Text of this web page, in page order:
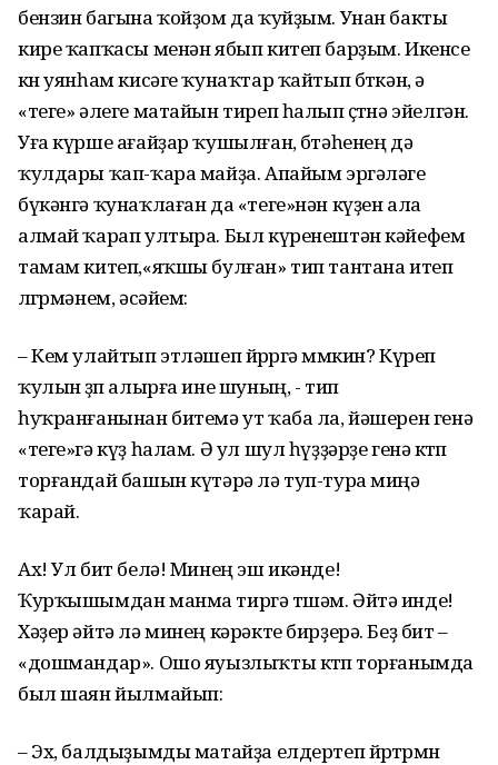
бензин багына ҡойҙом да ҡуйҙым. Унан бакты
кире ҡапҡасы менән ябып китеп барҙым. Икенсе
көн уянһам кисәге ҡунаҡтар ҡайтып бөткән, ә
«теге» әлеге матайын тиреп һалып өҫтөнә эйелгән.
Уға күрше ағайҙар ҡушылған, бөтәһенең дә
ҡулдары ҡап-ҡара майҙа. Апайым эргәләге
бүкәнгә ҡунаҡлаған да «теге»нән күҙен ала
алмай ҡарап ултыра. Был күренештән кәйефем
тамам китеп,«яҡшы булған» тип тантана итеп
өлгөрмәнем, әсәйем:
– Кем улайтып этләшеп йөрөргә мөмкин? Күреп
ҡулын өҙөп алырға ине шуның, - тип
һуҡранғанынан битемә ут ҡаба ла, йәшерен генә
«теге»гә күҙ һалам. Ә ул шул һүҙҙәрҙе генә көтөп
торғандай башын күтәрә лә туп-тура миңә
ҡарай.
Ах! Ул бит белә! Минең эш икәнде!
Ҡурҡышымдан манма тиргә төшәм. Әйтә инде!
Хәҙер әйтә лә минең кәрәкте бирҙерә. Беҙ бит –
«дошмандар». Ошо яуызлыҡты көтөп торғанымда
был шаян йылмайып:
– Эх, балдыҙымды матайҙа елдертеп йөрөтөрмөн